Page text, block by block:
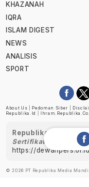
KHAZANAH
IQRA
ISLAM DIGEST
NEWS
ANALISIS
SPORT
About Us Pedoman Siber
Republika.id
Republika telah
Sertifikat Nomor
https://
© 2026 PT Republika Media